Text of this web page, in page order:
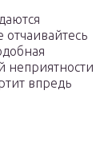
неприятности
впредь